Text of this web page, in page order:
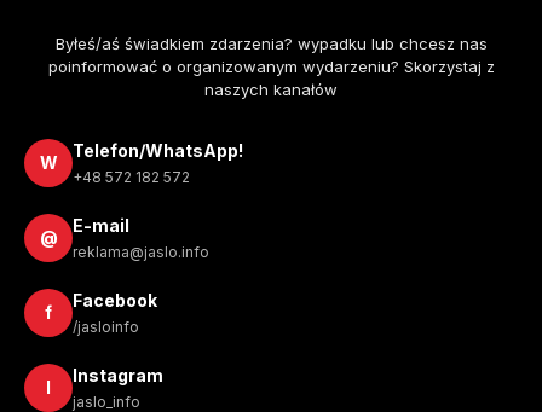
Byłeś/aś świadkiem zdarzenia? wypadku lub chcesz nas
poinformować o organizowanym wydarzeniu? Skorzystaj z
naszych kanałów
W
Telefon/WhatsApp!
+48 572 182 572
@
E-mail
reklama@jaslo.info
f
Facebook
/jasloinfo
I
Instagram
jaslo_info